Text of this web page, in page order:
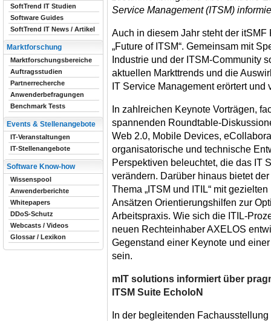
Service Management (ITSM)
Auch in diesem Jahr steht der
„Future of ITSM“. Gemeinsam mit
Industrie und der ITSM-Community
aktuellen Markttrends und die
IT Service Management erörtert und
In zahlreichen Keynote Vorträgen,
spannenden Roundtable-
Web 2.0, Mobile Devices,
organisatorische und technische
Perspektiven beleuchtet, die das IT
verändern. Darüber hinaus bietet
Thema „ITSM und ITIL“ mit
Ansätzen Orientierungshilfen zur
Arbeitspraxis. Wie sich die ITIL-
neuen Rechteinhaber AXELOS
Gegenstand einer Keynote und
sein.
mIT solutions informiert über
ITSM Suite EcholoN
In der begleitenden
SoftTrend IT Studien
Software Guides
SoftTrend IT News / Artikel
Marktforschung
Marktforschungsbereiche
Auftragsstudien
Partnerrecherche
Anwenderbefragungen
Benchmark Tests
Events & Stellenangebote
IT-Veranstaltungen
IT-Stellenangebote
Software Know-how
Wissenspool
Anwenderberichte
Whitepapers
DDoS-Schutz
Webcasts / Videos
Glossar / Lexikon